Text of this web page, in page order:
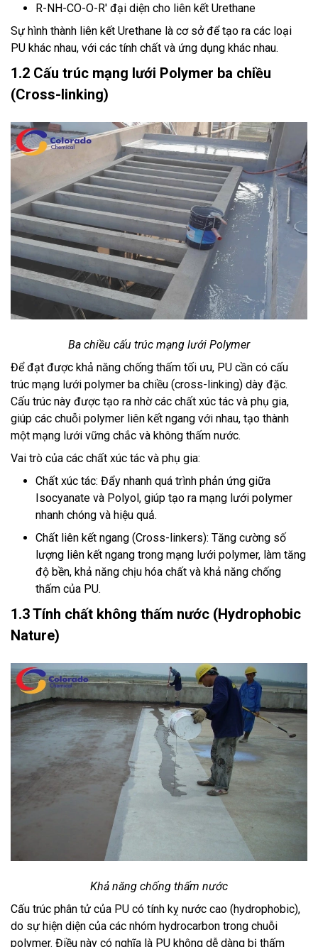
R-NH-CO-O-R' đại diện cho liên kết Urethane
Sự hình thành liên kết Urethane là cơ sở để tạo ra các loại
PU khác nhau, với các tính chất và ứng dụng khác nhau.
1.2 Cấu trúc mạng lưới Polymer ba chiều
(Cross-linking)
Ba chiều cấu trúc mạng lưới Polymer
Để đạt được khả năng chống thấm tối ưu, PU cần có cấu
trúc mạng lưới polymer ba chiều (cross-linking) dày đặc.
Cấu trúc này được tạo ra nhờ các chất xúc tác và phụ gia,
giúp các chuỗi polymer liên kết ngang với nhau, tạo thành
một mạng lưới vững chắc và không thấm nước.
Vai trò của các chất xúc tác và phụ gia:
Chất xúc tác: Đẩy nhanh quá trình phản ứng giữa
Isocyanate và Polyol, giúp tạo ra mạng lưới polymer
nhanh chóng và hiệu quả.
Chất liên kết ngang (Cross-linkers): Tăng cường số
lượng liên kết ngang trong mạng lưới polymer, làm tăng
độ bền, khả năng chịu hóa chất và khả năng chống
thấm của PU.
1.3 Tính chất không thấm nước (Hydrophobic
Nature)
Khả năng chống thấm nước
Cấu trúc phân tử của PU có tính kỵ nước cao (hydrophobic),
do sự hiện diện của các nhóm hydrocarbon trong chuỗi
polymer. Điều này có nghĩa là PU không dễ dàng bị thấm